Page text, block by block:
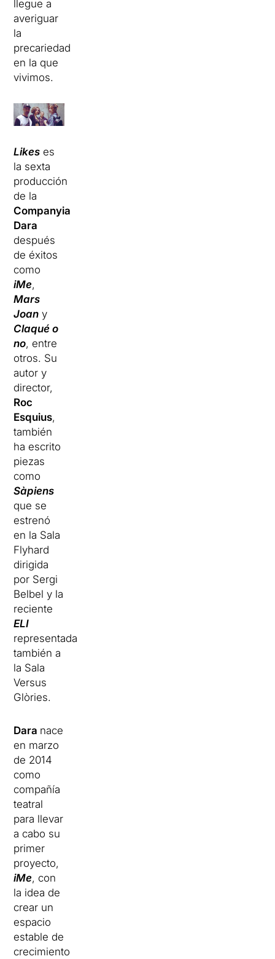
llegue a
averiguar
la
precariedad
en la que
vivimos.
Likes es
la sexta
producción
de la
Companyia
Dara
después
de éxitos
como
iMe,
Mars
Joan y
Claqué o
no, entre
otros. Su
autor y
director,
Roc
Esquius,
también
ha escrito
piezas
como
Sàpiens
que se
estrenó
en la Sala
Flyhard
dirigida
por Sergi
Belbel y la
reciente
ELI
representada
también a
la Sala
Versus
Glòries.
Dara nace
en marzo
de 2014
como
compañía
teatral
para llevar
a cabo su
primer
proyecto,
iMe, con
la idea de
crear un
espacio
estable de
crecimiento